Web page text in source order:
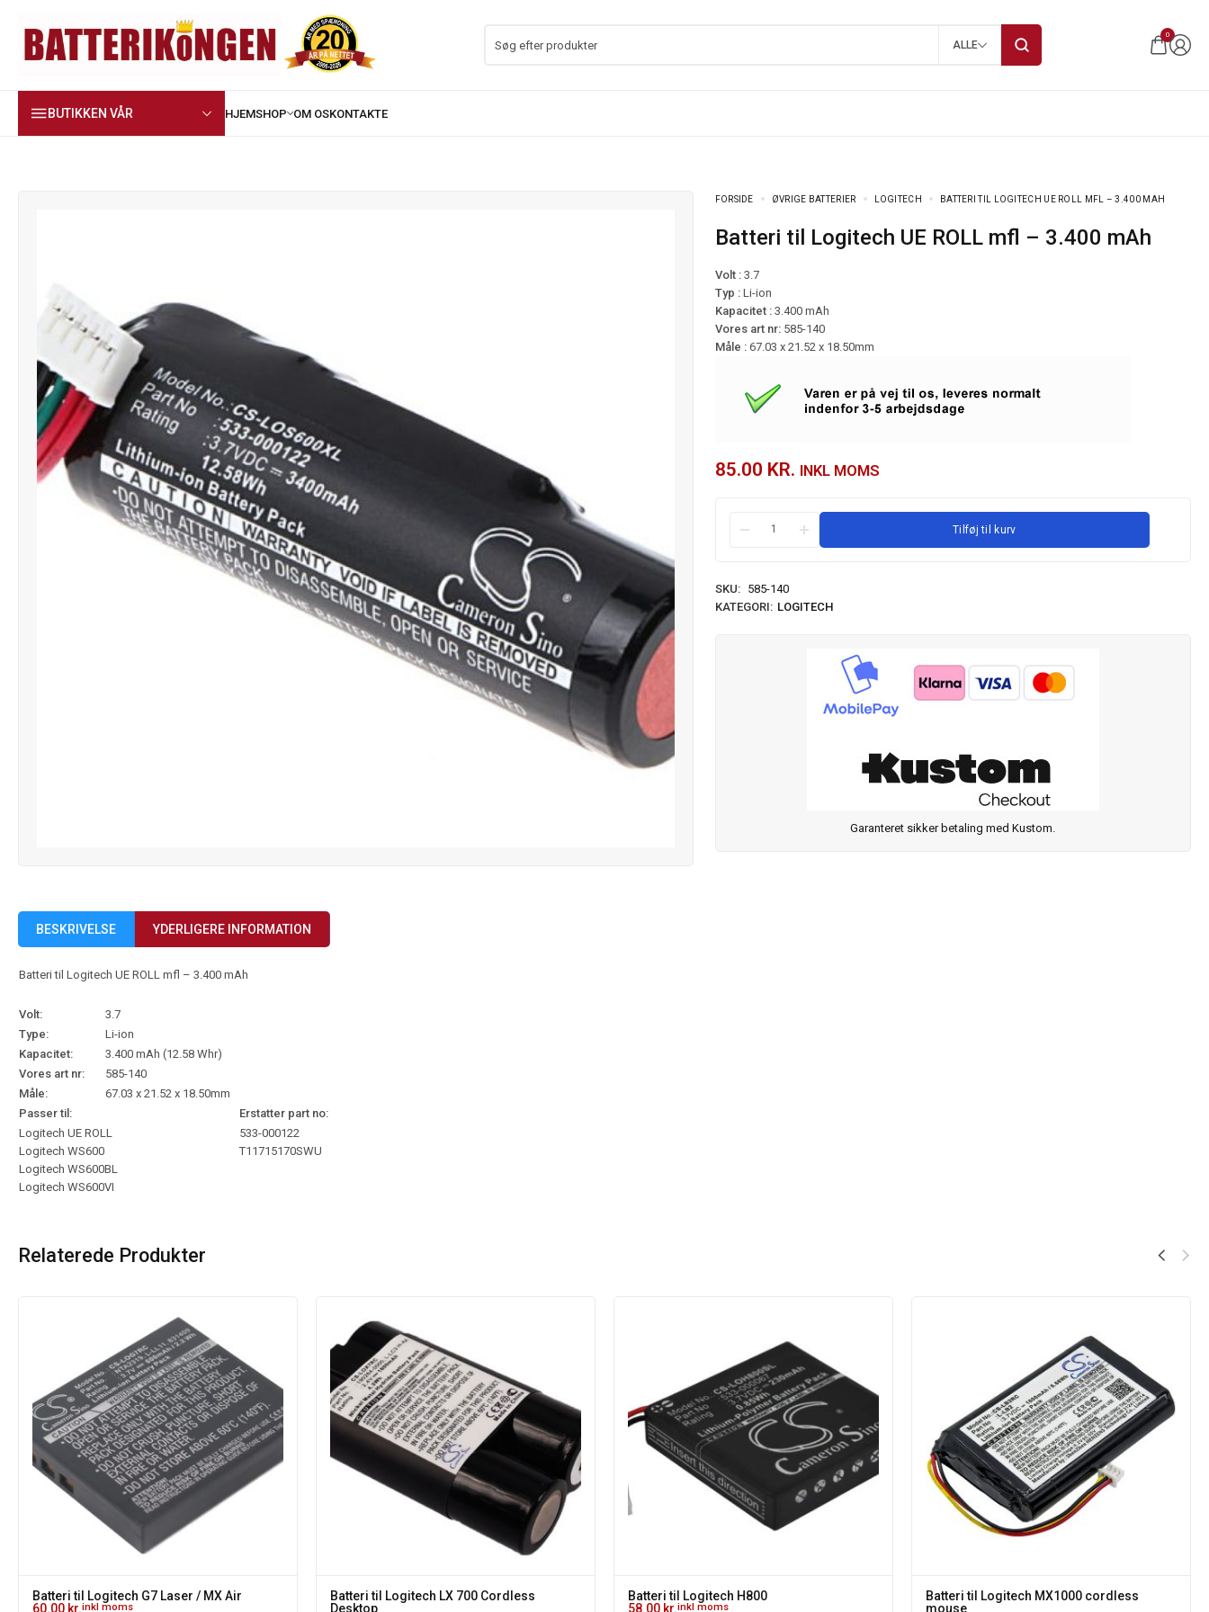
ALLE
0
BUTIKKEN VÅR
FORSIDE ØVRIGE BATTERIER LOGITECH BATTERI TIL LOGITECH UE ROLL MFL – 3.400 MAH
Batteri til Logitech UE ROLL mfl – 3.400 mAh
Volt :3.7
Typ : Li-ion
Kapacitet : 3.400 mAh
Vores art nr: 585-140
Måle : 67.03 x 21.52 x 18.50mm
85.00 KR. INKL MOMS
Tilføj til kurv
SKU:
585-140
KATEGORI: LOGITECH
Garanteret sikker betaling med Kustom.
BESKRIVELSE YDERLIGERE INFORMATION
Batteri til Logitech UE ROLL mfl – 3.400 mAh
Volt:
3.7
Type:
Li-ion
Kapacitet:
3.400 mAh (12.58 Whr)
Vores art nr:
585-140
Måle:
67.03 x 21.52 x 18.50mm
Passer til:
Erstatter part no:
Logitech UE ROLL
Logitech WS600
Logitech WS600BL
Logitech WS600VI
533-000122
T11715170SWU
Relaterede Produkter
Batteri til Logitech G7 Laser / MX Air
60.00
Batteri til Logitech LX 700 Cordless
Batteri til Logitech H800
58.00
Batteri til Logitech MX1000